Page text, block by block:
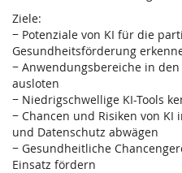
Ziele:
− Potenziale von KI für die
Gesundheitsförderung
− Anwendungsbereiche in
ausloten
− Niedrigschwellige KI-Tools
− Chancen und Risiken von KI
und Datenschutz abwägen
− Gesundheitliche
Einsatz fördern